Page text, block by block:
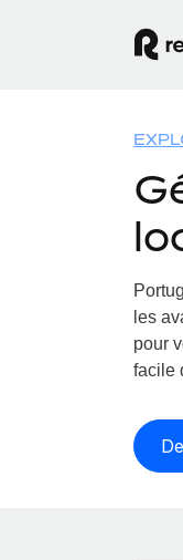
les
pour
facile